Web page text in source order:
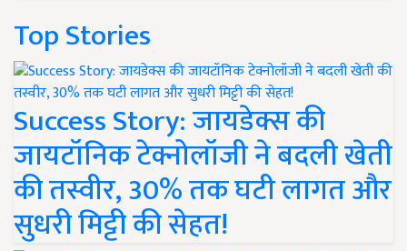
Top Stories
Success Story: जायडेक्स की
जायटॉनिक टेक्नोलॉजी ने बदली खेती
की तस्वीर, 30% तक घटी लागत और
सुधरी मिट्टी की सेहत!